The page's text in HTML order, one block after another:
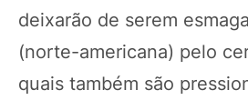
deixarão de serem
(norte-americana) pelo
quais também são